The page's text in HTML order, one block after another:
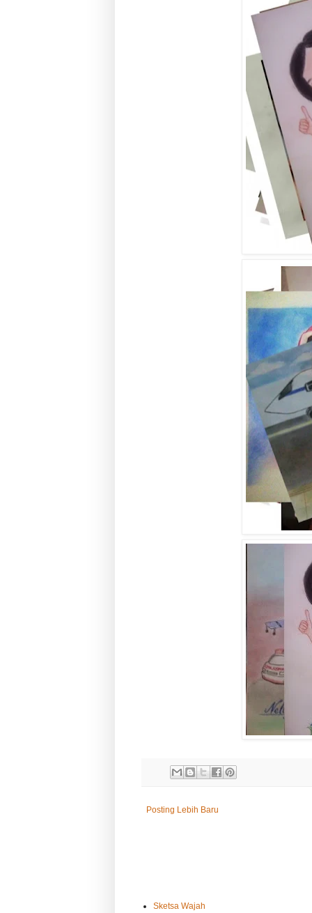
Posting Lebih Baru
Sketsa Wajah